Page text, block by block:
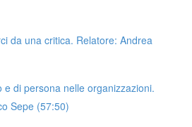
da una critica. Relatore: Andrea
e di persona nelle organizzazioni.
Sepe (57:50)